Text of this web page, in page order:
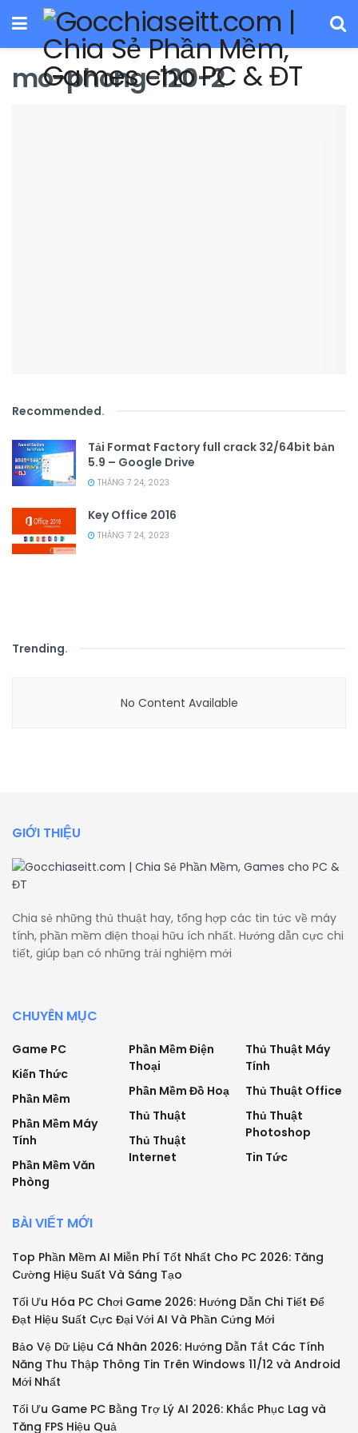
mo-phong-120-2
Recommended.
Tải Format Factory full crack 32/64bit bản
5.9 – Google Drive
THÁNG 7 24, 2023
Key Office 2016
THÁNG 7 24, 2023
Trending.
No Content Available
GIỚI THIỆU
Chia sẻ những thủ thuật hay, tổng hợp các tin tức về máy
tính, phần mềm điện thoại hữu ích nhất. Hướng dẫn cực chi
tiết, giúp bạn có những trải nghiệm mới
CHUYÊN MỤC
Game PC
Kiến Thức
Phần Mềm
Phần Mềm Máy
Tính
Phần Mềm Văn
Phòng
Phần Mềm Điện
Thoại
Phần Mềm Đồ Hoạ
Thủ Thuật
Thủ Thuật
Internet
Thủ Thuật Máy
Tính
Thủ Thuật Office
Thủ Thuật
Photoshop
Tin Tức
BÀI VIẾT MỚI
Top Phần Mềm AI Miễn Phí Tốt Nhất Cho PC 2026: Tăng
Cường Hiệu Suất Và Sáng Tạo
Tối Ưu Hóa PC Chơi Game 2026: Hướng Dẫn Chi Tiết Để
Đạt Hiệu Suất Cực Đại Với AI Và Phần Cứng Mới
Bảo Vệ Dữ Liệu Cá Nhân 2026: Hướng Dẫn Tắt Các Tính
Năng Thu Thập Thông Tin Trên Windows 11/12 và Android
Mới Nhất
Tối Ưu Game PC Bằng Trợ Lý AI 2026: Khắc Phục Lag và
Tăng FPS Hiệu Quả